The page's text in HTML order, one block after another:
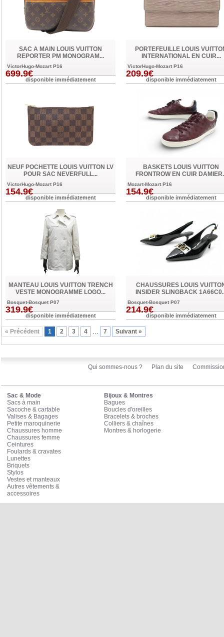
SAC A MAIN LOUIS VUITTON
REPORTER PM MONOGRAM...
VictorHugo-Mozart P16
699.9€
disponible immédiatement
PORTEFEUILLE LOUIS
INTERNATIONAL EN CUIR...
VictorHugo-Mozart P16
209.9€
disponible immédiatement
NEUF POCHETTE LOUIS VUITTON LV
POUR SAC NEVERFULL...
VictorHugo-Mozart P16
154.9€
disponible immédiatement
BASKETS LOUIS VUITTON
FRONTROW EN CUIR
Mozart-Mozart P16
154.9€
disponible immédiatement
MANTEAU LOUIS VUITTON TRENCH
VESTE MONOGRAMME LOGO...
Bosquet-Bosquet P07
319.9€
disponible immédiatement
CHAUSSURES LOUIS
INSIDER SLINGBACK
Bosquet-Bosquet P07
214.9€
disponible immédiatement
« Précédent 1 2 3 4 … 7 Suivant »
Qui sommes-nous ? Plan du site
Sac & Mode
Sacs à main
Sacoche & cartable
Valises & Bagages
Petite maroquinerie
Chaussures homme
Chaussures femme
Ceintures
Foulards & cravates
Lunettes
Briquets
Stylos
Vestes et manteaux
Autres vêtements &
accessoires
Bijoux & Montres
Bagues
Boucles d'oreilles
Bracelets & broches
Colliers & chaînes
Montres & horlogerie